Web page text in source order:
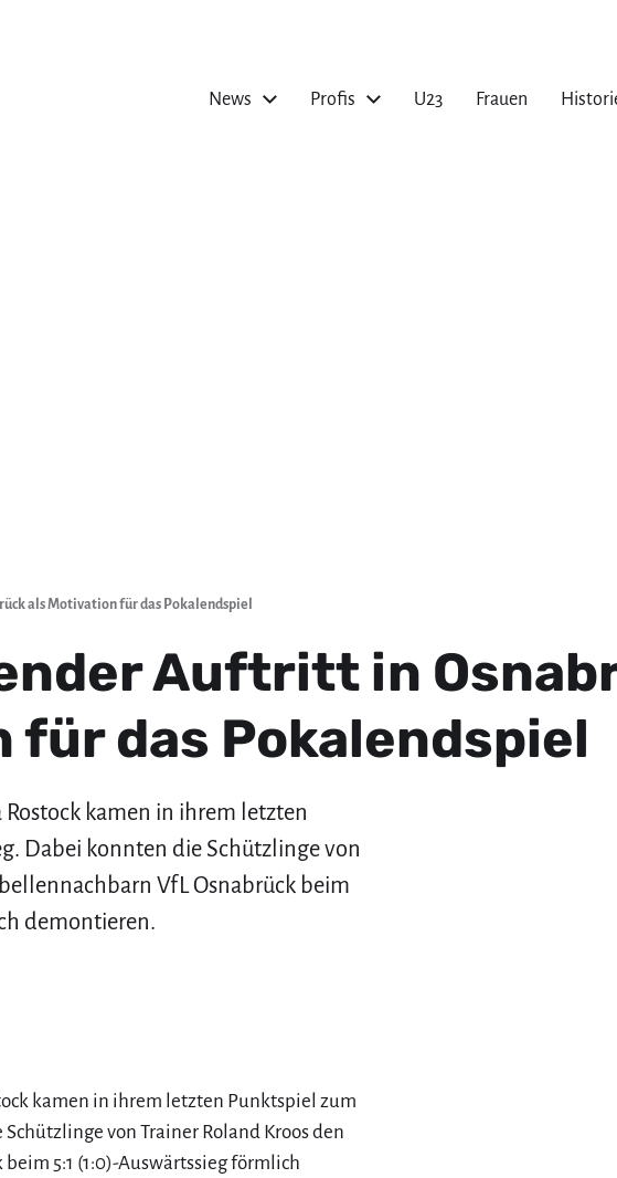
News Profis U23 Frauen
als Motivation für das Pokalendspiel
Auftritt in
für das Pokalendspiel
Rostock kamen in ihrem letzten
Dabei konnten die Schützlinge von
VfL Osnabrück beim
demontieren.
kamen in ihrem letzten Punktspiel zum
von Trainer Roland Kroos den
5:1 (1:0)-Auswärtssieg förmlich